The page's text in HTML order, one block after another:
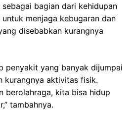
bagian dari kehidupan
menjaga kebugaran dan
disebabkan kurangnya
penyakit yang banyak dijumpai
kurangnya aktivitas fisik.
berolahraga, kita bisa hidup
tambahnya.